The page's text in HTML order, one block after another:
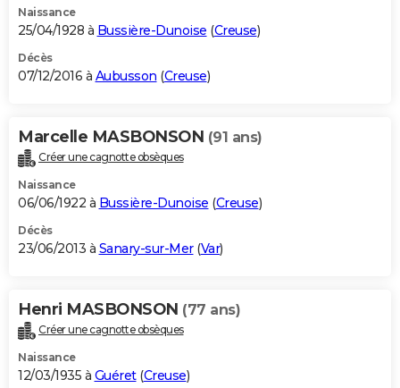
Naissance
25/04/1928 à Bussière-Dunoise (Creuse)
Décès
07/12/2016 à Aubusson (Creuse)
Marcelle MASBONSON (91 ans)
Créer une cagnotte obsèques
Naissance
06/06/1922 à Bussière-Dunoise (Creuse)
Décès
23/06/2013 à Sanary-sur-Mer(Var)
Henri MASBONSON (77 ans)
Créer une cagnotte obsèques
Naissance
12/03/1935 à Guéret(Creuse)